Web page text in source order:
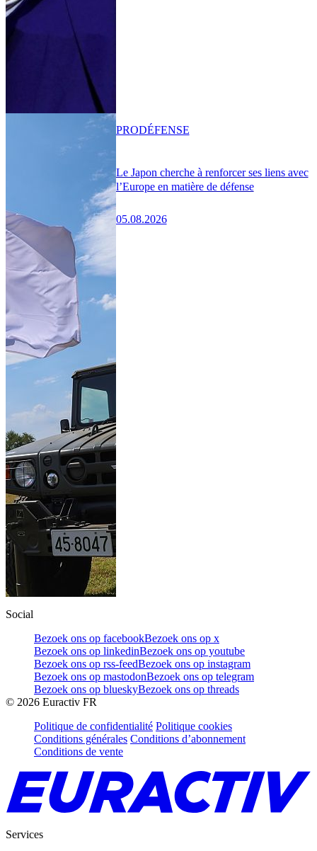
Le Japon cherche à renforcer ses liens avec
l’Europe en matière de défense
05.08.2026
PRODÉFENSE
Social
Bezoek ons op facebookBezoek ons op x
Bezoek ons op linkedinBezoek ons op youtube
Bezoek ons op rss-feedBezoek ons op instagram
Bezoek ons op mastodonBezoek ons op telegram
Bezoek ons op blueskyBezoek ons op threads
© 2026 Euractiv FR
Politique de confidentialité Politique cookies
Conditions générales Conditions d’abonnement
Conditions de vente
Services